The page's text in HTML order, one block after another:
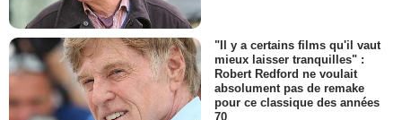
"Il y a certains films qu'il vaut
mieux laisser tranquilles" :
Robert Redford ne voulait
absolument pas de remake
pour ce classique des années
70